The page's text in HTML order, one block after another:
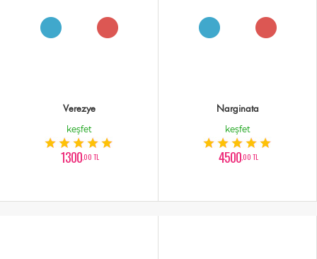
Verezye
keşfet
1300,00 TL
Narginata
keşfet
4500,00 TL